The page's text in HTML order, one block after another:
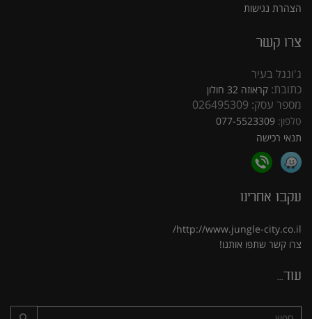
הצהרת נגישות
צרו קשר
ג'ונגל בעיר
כתובת: קראוזה 32 חולון
מספר עסק: 026495309
טלפון: 077-5523309
תנאי רכישה
עקבו אחרינו
http://www.jungle-city.co.il/
צרו קשר שתפו אותנו!
עוד...